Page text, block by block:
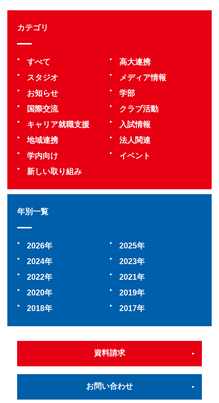
カテゴリ
すべて
高大連携
スタジオ
メディア情報
お知らせ
学部
国際交流
クラブ活動
キャリア就職支援
入試情報
地域連携
法人関連
学内向け
イベント
新しい取り組み
年別一覧
2026
2025
2024
2023
2022
2021
2020
2019
2018
2017
資料請求
お問い合わせ